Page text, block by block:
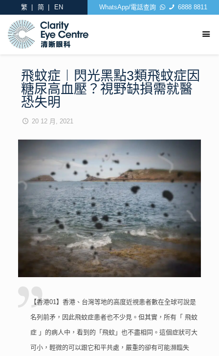
繁 简 EN WhatsApp/電話查詢 6888 8811
飛蚊症︱閃光黑點3類飛蚊症因
糖尿高血壓？視野缺損需就醫
恐失明
20 12 月, 2021
【香港01】香港、台灣等地的高度近視患者數在全球可說是
名列前矛，因此飛蚊症患者也不少見。但其實，所有「 飛蚊
症」的病人中，看到的「飛蚊」也不盡相同。這個症狀可大
可小，輕微的可以跟它和平共處，嚴重的卻有可能瀕臨失